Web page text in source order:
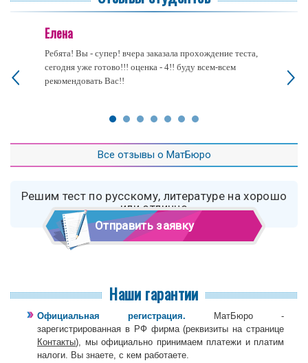
Ребята! Вы - супер! вчера заказала прохождение теста,
сегодня уже готово!!! оценка - 4!! буду всем-всем
рекомендовать Вас!!
Елена
Все отзывы о МатБюро
Решим тест по русскому, литературе на хорошо
или отлично
Отправить заявку
Наши гарантии
Официальная регистрация. МатБюро -
зарегистрированная в РФ фирма (реквизиты на странице
Контакты), мы официально принимаем платежи и платим
налоги. Вы знаете, с кем работаете.